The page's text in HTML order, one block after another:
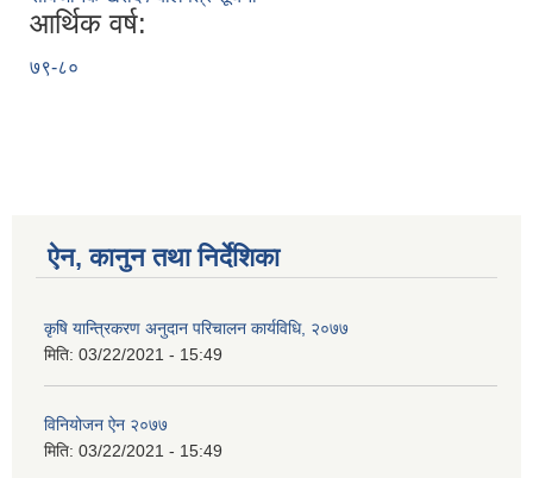
आर्थिक वर्ष:
७९-८०
ऐन, कानुन तथा निर्देशिका
कृषि यान्त्रिकरण अनुदान परिचालन कार्यविधि, २०७७
मिति: 03/22/2021 - 15:49
विनियोजन ऐन २०७७
मिति: 03/22/2021 - 15:49